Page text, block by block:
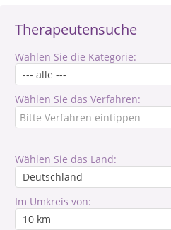
Therapeutensuche
Wählen Sie die Kategorie:
Wählen Sie das Verfahren:
Wählen Sie das Land:
Im Umkreis von: